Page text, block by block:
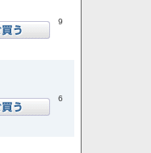
9
6